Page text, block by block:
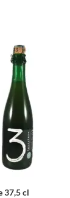
37,5 cl